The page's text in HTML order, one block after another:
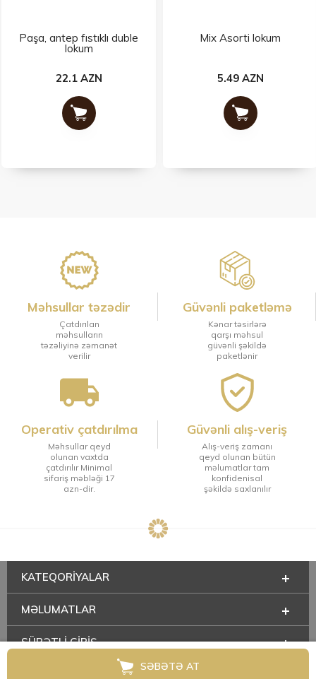
SƏBƏTƏ AT
Paşa, antep fıstıklı duble
lokum
22.1 AZN
Mix Asorti lokum
5.49 AZN
Məhsullar təzədir
Çatdırılan
məhsulların
təzəliyinə zəmanət
verilir
Güvənli paketləmə
Kənar təsirlərə
qarşı məhsul
güvənli şəkildə
paketlənir
Operativ çatdırılma
Məhsullar qeyd
olunan vaxtda
çatdırılır Minimal
sifariş məbləği 17
azn-dir.
Güvənli alış-veriş
Alış-veriş zamanı
qeyd olunan bütün
məlumatlar tam
konfidenisal
şəkildə saxlanılır
KATEQORIYALAR
MƏLUMATLAR
SÜRƏTLİ GİRİŞ